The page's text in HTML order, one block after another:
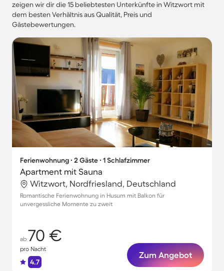
zeigen wir dir die 15 beliebtesten Unterkünfte in Witzwort mit
dem besten Verhältnis aus Qualität, Preis und
Gästebewertungen.
Ferienwohnung ∙ 2 Gäste ∙ 1 Schlafzimmer
Apartment mit Sauna
Witzwort, Nordfriesland, Deutschland
Romantische Ferienwohnung in Husum mit Balkon für
unvergessliche Momente zu zweit
ab 70 €
pro Nacht
4.7
Zum Angebot